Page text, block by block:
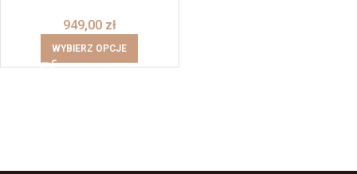
949,00 zł
WYBIERZ OPCJE